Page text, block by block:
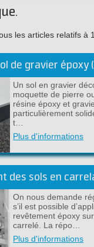
les articles relatifs
Un sol en gravier
moquette de pierre
résine époxy et
particulièrement
t…
Plus d'informations
On nous demande
s’il est possible
revêtement époxy
carrelé. La répo…
Plus d'informations